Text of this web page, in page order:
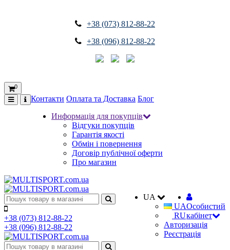
+38 (073) 812-88-22
+38 (096) 812-88-22
0
Контакти Оплата та Доставка Блог
Информація для покупців
Відгуки покупців
Гарантія якості
Обмін і повернення
Договір публічної оферти
Про магазин
UA
UA
RU
Особистий
кабінет
Авторизація
Реєстрація
+38 (073) 812-88-22
+38 (096) 812-88-22